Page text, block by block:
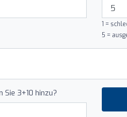
1 =
5 =
3+10 hinzu?